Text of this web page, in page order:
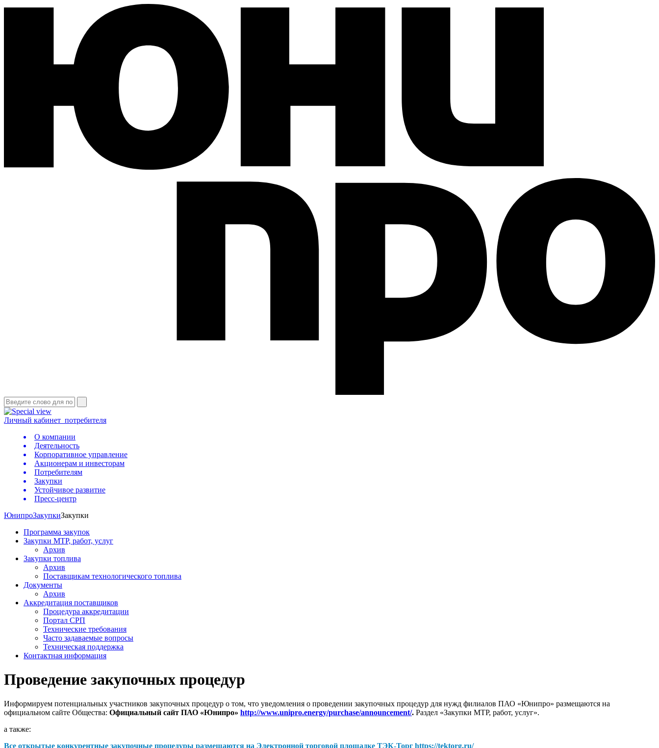
Личный кабинет потребителя
О компании
Деятельность
Корпоративное управление
Акционерам и инвесторам
Потребителям
Закупки
Устойчивое развитие
Пресс-центр
ЮнипроЗакупкиЗакупки
Программа закупок
Закупки МТР, работ, услуг
Архив
Закупки топлива
Архив
Поставщикам технологического топлива
Документы
Архив
Аккредитация поставщиков
Процедура аккредитации
Портал СРП
Технические требования
Часто задаваемые вопросы
Техническая поддержка
Контактная информация
Проведение закупочных процедур
Информируем потенциальных участников закупочных процедур о том, что уведомления о проведении закупочных процедур для нужд филиалов ПАО «Юнипро» размещаются на
официальном сайте Общества: Официальный сайт ПАО «Юнипро» http://www.unipro.energy/purchase/announcement/. Раздел «Закупки МТР, работ, услуг».
а также:
Все открытые конкурентные закупочные процедуры размещаются на Электронной торговой площадке ТЭК-Торг https://tektorg.ru/